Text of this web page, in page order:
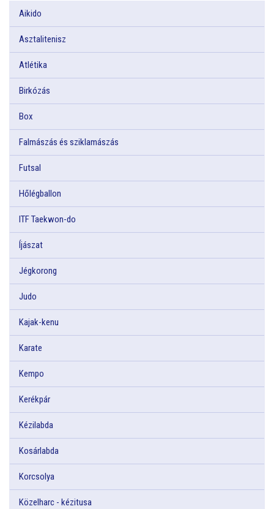
Aikido
Asztalitenisz
Atlétika
Birkózás
Box
Falmászás és sziklamászás
Futsal
Hőlégballon
ITF Taekwon-do
Íjászat
Jégkorong
Judo
Kajak-kenu
Karate
Kempo
Kerékpár
Kézilabda
Kosárlabda
Korcsolya
Közelharc - kézitusa